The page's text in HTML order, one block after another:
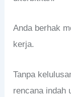
Anda berhak
kerja.
Tanpa
rencana indah